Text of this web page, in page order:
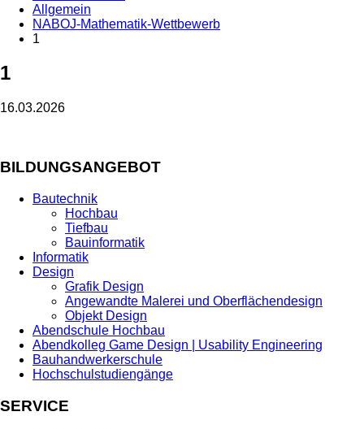
Allgemein
NABOJ-Mathematik-Wettbewerb
1
1
16.03.2026
BILDUNGSANGEBOT
Bautechnik
Hochbau
Tiefbau
Bauinformatik
Informatik
Design
Grafik Design
Angewandte Malerei und Oberflächendesign
Objekt Design
Abendschule Hochbau
Abendkolleg Game Design | Usability Engineering
Bauhandwerkerschule
Hochschulstudiengänge
SERVICE